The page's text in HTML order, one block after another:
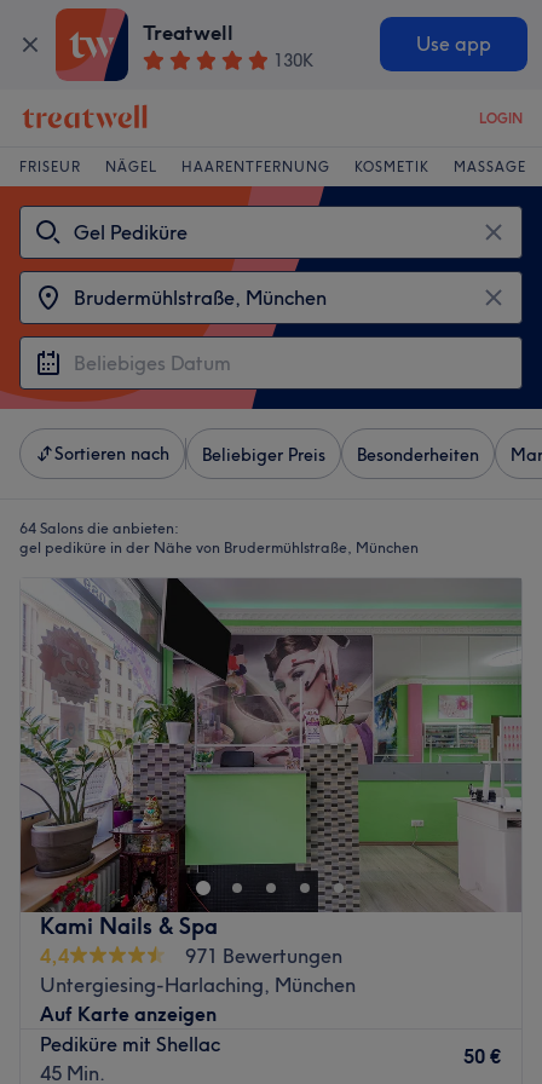
Treatwell
130K
Use app
LOGIN
FRISEUR NÄGEL HAARENTFERNUNG KOSMETIK MASSAGE
Sortieren nach Beliebiger Preis Besonderheiten
64 Salons die anbieten:
gel pediküre in der Nähe von Brudermühlstraße, München
Kami Nails & Spa
4,4
971 Bewertungen
Untergiesing-Harlaching, München
Auf Karte anzeigen
Pediküre mit Shellac
45 Min.
50 €